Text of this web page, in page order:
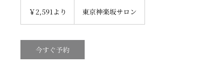
￥2,591より 東京神楽坂サロン
今すぐ予約